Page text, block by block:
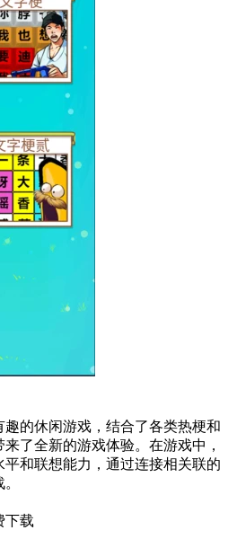
趣的休闲游戏，结合了各类热梗和
了全新的游戏体验。在游戏中，
和联想能力，通过连接相关联的
下载